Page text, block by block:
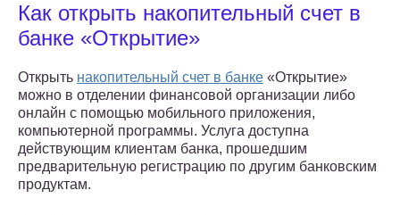
Как открыть накопительный счет в
банке «Открытие»
Открыть накопительный счет в банке «Открытие»
можно в отделении финансовой организации либо
онлайн с помощью мобильного приложения,
компьютерной программы. Услуга доступна
действующим клиентам банка, прошедшим
предварительную регистрацию по другим банковским
продуктам.